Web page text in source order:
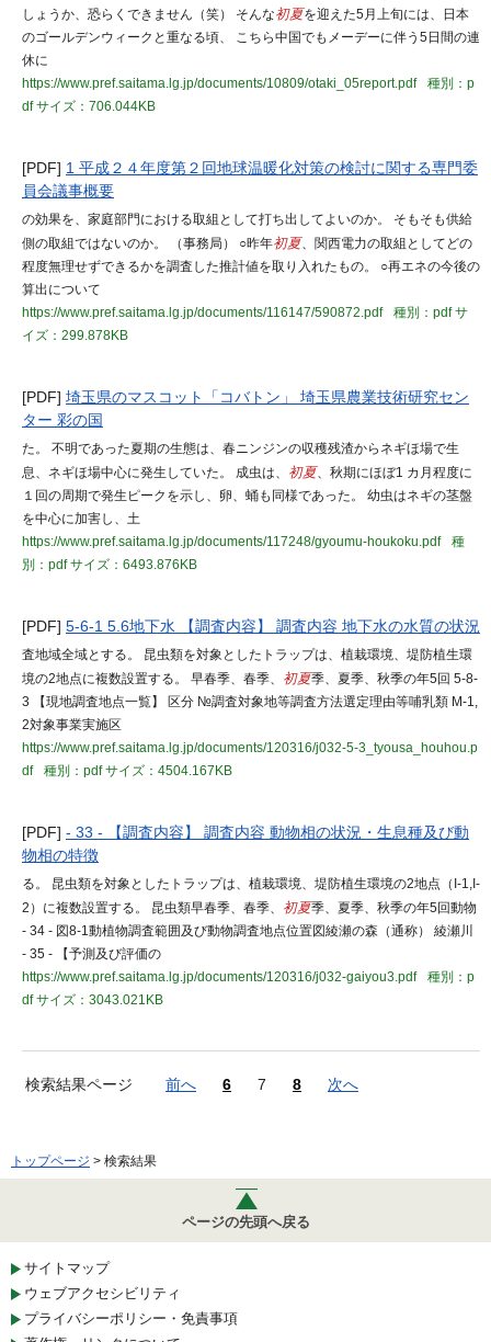
しょうか、恐らくできません（笑） そんな初夏を迎えた5月上旬には、日本
のゴールデンウィークと重なる頃、 こちら中国でもメーデーに伴う5日間の連
休に
https://www.pref.saitama.lg.jp/documents/10809/otaki_05report.pdf
種別：p
dfサイズ：706.044KB
[PDF] 1 平成２４年度第２回地球温暖化対策の検討に関する専門委
員会議事概要
の効果を、家庭部門における取組として打ち出してよいのか。 そもそも供給
側の取組ではないのか。 （事務局） ○昨年初夏、関西電力の取組としてどの
程度無理せずできるかを調査した推計値を取り入れたもの。 ○再エネの今後の
算出について
https://www.pref.saitama.lg.jp/documents/116147/590872.pdf
種別：pdfサ
イズ：299.878KB
[PDF] 埼玉県のマスコット「コバトン」 埼玉県農業技術研究セン
ター 彩の国
た。 不明であった夏期の生態は、春ニンジンの収穫残渣からネギほ場で生
息、ネギほ場中心に発生していた。 成虫は、 初夏、秋期にほぼ1 カ月程度に
１回の周期で発生ピークを示し、卵、蛹も同様であった。 幼虫はネギの茎盤
を中心に加害し、土
https://www.pref.saitama.lg.jp/documents/117248/gyoumu-houkoku.pdf
種
別：pdfサイズ：6493.876KB
[PDF] 5-6-1 5.6地下水 【調査内容】 調査内容 地下水の水質の状況
査地域全域とする。 昆虫類を対象としたトラップは、植栽環境、堤防植生環
境の2地点に複数設置する。 早春季、春季、 初夏季、夏季、秋季の年5回 5-8-
3 【現地調査地点一覧】 区分 №調査対象地等調査方法選定理由等哺乳類 M-1,
2対象事業実施区
https://www.pref.saitama.lg.jp/documents/120316/j032-5-3_tyousa_houhou.p
df
種別：pdfサイズ：4504.167KB
[PDF] - 33 - 【調査内容】 調査内容 動物相の状況・生息種及び動
物相の特徴
る。 昆虫類を対象としたトラップは、植栽環境、堤防植生環境の2地点（I-1,I-
2）に複数設置する。 昆虫類早春季、春季、 初夏季、夏季、秋季の年5回動物
- 34 - 図8-1動植物調査範囲及び動物調査地点位置図綾瀬の森（通称） 綾瀬川
- 35 - 【予測及び評価の
https://www.pref.saitama.lg.jp/documents/120316/j032-gaiyou3.pdf
種別：p
dfサイズ：3043.021KB
検索結果ページ 前へ 6 7 8 次へ
トップページ > 検索結果
ページの先頭へ戻る
サイトマップ
ウェブアクセシビリティ
プライバシーポリシー・免責事項